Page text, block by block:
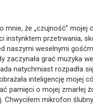
mnie, że „czujność” mojej
instynktem przetrwania,
naszymi weselnymi
zaczynała grać muzyka
natychmiast rozpadła
inteligencję mojej
pamięci o mojej zmarłej
Chwyciłem mikrofon